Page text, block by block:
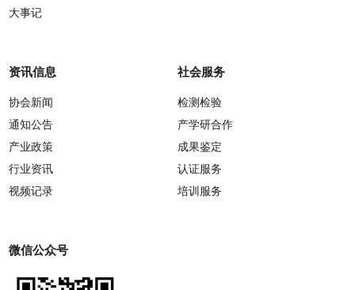
大事记
资讯信息
协会新闻
通知公告
产业政策
行业资讯
视频记录
社会服务
检测检验
产学研合作
成果鉴定
认证服务
培训服务
微信公众号